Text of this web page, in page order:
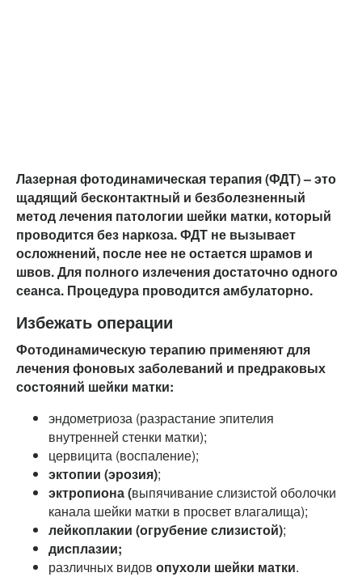
Лазерная фотодинамическая терапия (ФДТ)– это
щадящий бесконтактный и безболезненный
метод лечения патологии шейки матки, который
проводится без наркоза. ФДТ не вызывает
осложнений, после нее не остается шрамов и
швов. Для полного излечения достаточно одного
сеанса. Процедура проводится амбулаторно.
Избежать операции
Фотодинамическую терапию применяют для
лечения фоновых заболеваний и предраковых
состояний шейки матки:
эндометриоза (разрастание эпителия
внутренней стенки матки);
цервицита (воспаление);
эктопии (эрозия);
эктропиона (выпячивание слизистой оболочки
канала шейки матки в просвет влагалища);
лейкоплакии (огрубение слизистой);
дисплазии;
различных видов опухоли шейки матки.